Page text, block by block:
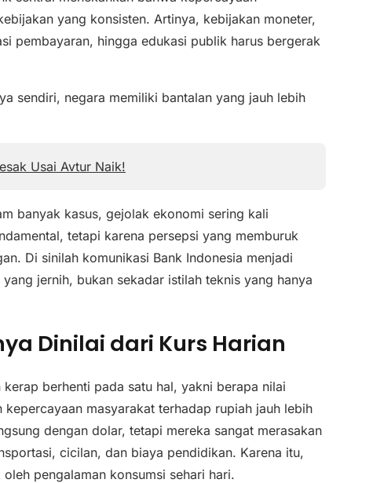
yang konsisten. Artinya, kebijakan moneter,
pembayaran, hingga edukasi publik harus bergerak
sendiri, negara memiliki bantalan yang jauh lebih
Usai Avtur Naik!
banyak kasus, gejolak ekonomi sering kali
tetapi karena persepsi yang memburuk
Di sinilah komunikasi Bank Indonesia menjadi
jernih, bukan sekadar istilah teknis yang hanya
Dinilai dari Kurs Harian
berhenti pada satu hal, yakni berapa nilai
masyarakat terhadap rupiah jauh lebih
dengan dolar, tetapi mereka sangat merasakan
cicilan, dan biaya pendidikan. Karena itu,
pengalaman konsumsi sehari hari.